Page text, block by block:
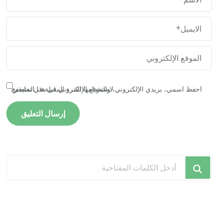
احفظ اسمي، بريدي الإلكتروني، والموقع الإلكتروني في هذا المتصفح لاستخدامها المرة المقبلة في تعليقي.
تبحث